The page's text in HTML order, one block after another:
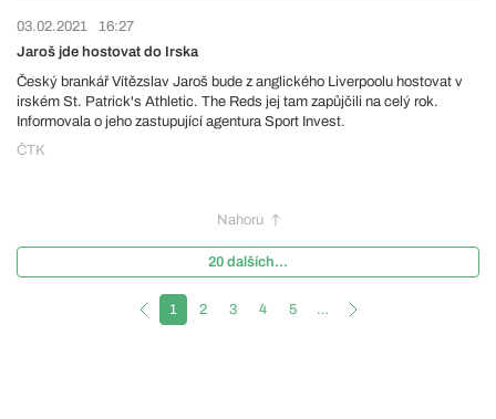
03.02.2021
16:27
Jaroš jde hostovat do Irska
Český brankář Vítězslav Jaroš bude z anglického Liverpoolu hostovat v
irském St. Patrick's Athletic. The Reds jej tam zapůjčili na celý rok.
Informovala o jeho zastupující agentura Sport Invest.
ČTK
Nahoru
20 dalších...
1 2 3 4 5 …